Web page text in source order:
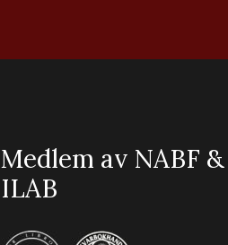
Medlem av NABF &
ILAB